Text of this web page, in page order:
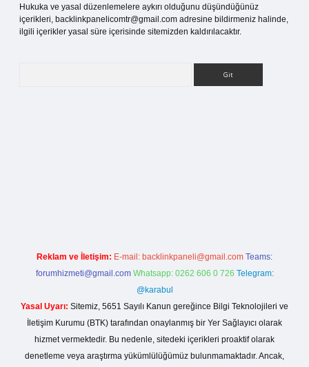
Hukuka ve yasal düzenlemelere aykırı olduğunu düşündüğünüz
içerikleri, backlinkpanelicomtr@gmail.com adresine bildirmeniz halinde,
ilgili içerikler yasal süre içerisinde sitemizden kaldırılacaktır.
Reklam ve İletişim: E-mail: backlinkpaneli@gmail.com Teams:
forumhizmeti@gmail.com Whatsapp: 0262 606 0 726 Telegram:
@karabul
Yasal Uyarı: Sitemiz, 5651 Sayılı Kanun gereğince Bilgi Teknolojileri ve
İletişim Kurumu (BTK) tarafından onaylanmış bir Yer Sağlayıcı olarak
hizmet vermektedir. Bu nedenle, sitedeki içerikleri proaktif olarak
denetleme veya araştırma yükümlülüğümüz bulunmamaktadır. Ancak,